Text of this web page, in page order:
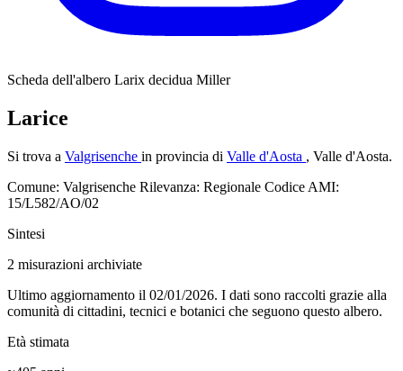
Scheda dell'albero Larix decidua Miller
Larice
Si trova a Valgrisenche in provincia di Valle d'Aosta , Valle d'Aosta.
Comune: Valgrisenche Rilevanza: Regionale Codice AMI:
15/L582/AO/02
Sintesi
2 misurazioni archiviate
Ultimo aggiornamento il 02/01/2026. I dati sono raccolti grazie alla
comunità di cittadini, tecnici e botanici che seguono questo albero.
Età stimata